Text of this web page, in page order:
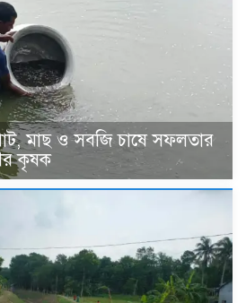
মাছ ও সবজি চাষে সফলতার
কৃষক